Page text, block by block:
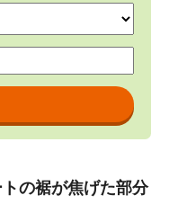
の裾が焦げた部分